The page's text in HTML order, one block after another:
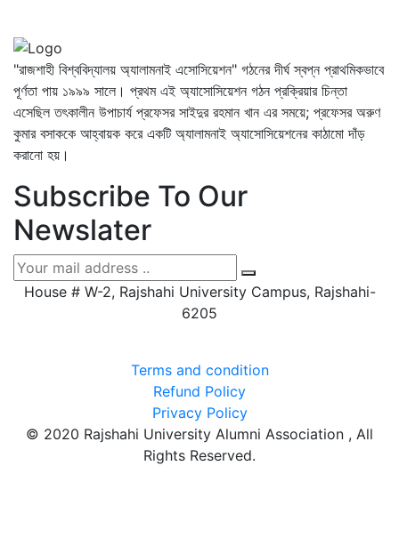
"রাজশাহী বিশ্ববিদ্যালয় অ্যালামনাই এসোসিয়েশন" গঠনের দীর্ঘ স্বপ্ন প্রাথমিকভাবে
পূর্ণতা পায় ১৯৯৯ সালে। প্রথম এই অ্যাসোসিয়েশন গঠন প্রক্রিয়ার চিন্তা
এসেছিল তৎকালীন উপাচার্য প্রফেসর সাইদুর রহমান খান এর সময়ে; প্রফেসর অরুণ
কুমার বসাককে আহ্বায়ক করে একটি অ্যালামনাই অ্যাসোসিয়েশনের কাঠামো দাঁড়
করানো হয়।
Subscribe To Our
Newslater
House # W-2, Rajshahi University Campus, Rajshahi-
6205
Terms and condition
Refund Policy
Privacy Policy
© 2020 Rajshahi University Alumni Association , All
Rights Reserved.